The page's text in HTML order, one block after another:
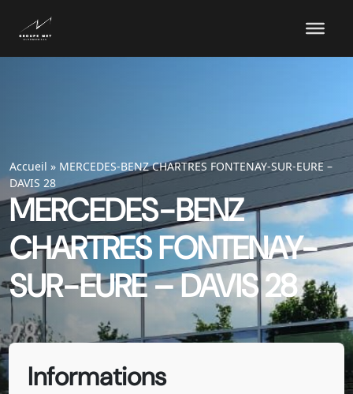
Accueil » MERCEDES-BENZ CHARTRES FONTENAY-SUR-EURE –
DAVIS 28
MERCEDES-BENZ
CHARTRES FONTENAY-
SUR-EURE – DAVIS 28
Informations